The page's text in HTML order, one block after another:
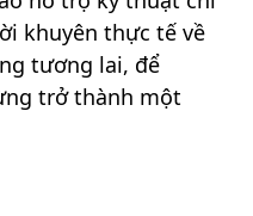
khuyên thực tế về
tương lai, để
trở thành một